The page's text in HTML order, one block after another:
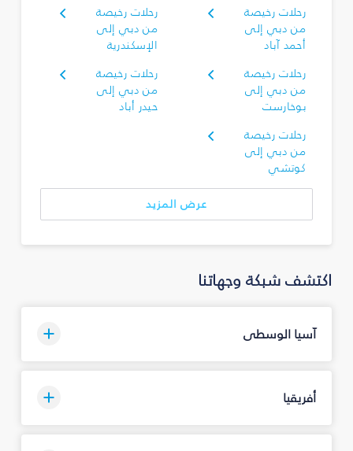
رحلات رخيصة
من دبي إلى
أحمد آباد
رحلات رخيصة
من دبي إلى
الإسكندرية
رحلات رخيصة
من دبي إلى
بوخارست
رحلات رخيصة
من دبي إلى
حيدر أباد
رحلات رخيصة
من دبي إلى
كوتشي
عرض المزيد
اكتشف شبكة وجهاتنا
آسيا الوسطى
أفريقيا